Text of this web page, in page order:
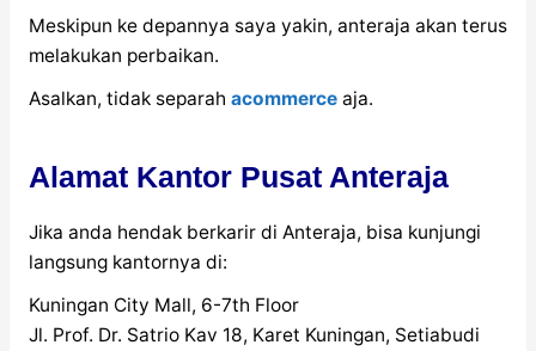
Meskipun ke depannya saya yakin, anteraja akan terus
melakukan perbaikan.
Asalkan, tidak separah acommerce aja.
Alamat Kantor Pusat Anteraja
Jika anda hendak berkarir di Anteraja, bisa kunjungi
langsung kantornya di:
Kuningan City Mall, 6-7th Floor
Jl. Prof. Dr. Satrio Kav 18, Karet Kuningan, Setiabudi